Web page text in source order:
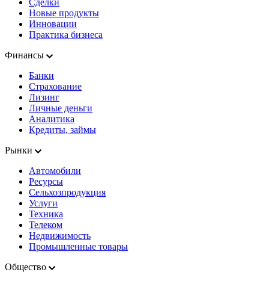
Новые продукты
Инновации
Практика бизнеса
Финансы
Банки
Страхование
Лизинг
Личные деньги
Аналитика
Кредиты, займы
Рынки
Автомобили
Ресурсы
Сельхозпродукция
Услуги
Техника
Телеком
Недвижимость
Промышленные товары
Общество